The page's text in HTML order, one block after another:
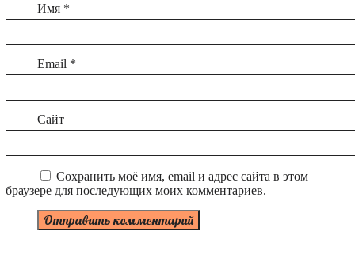
Имя *
Email *
Сайт
Сохранить моё имя, email и адрес сайта в этом
браузере для последующих моих комментариев.